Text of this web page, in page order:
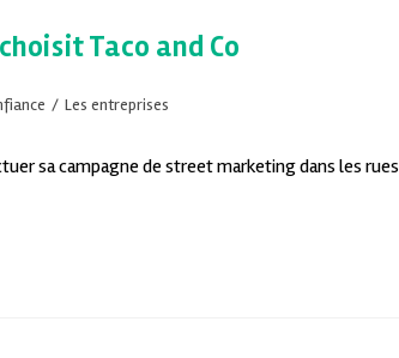
Taco and Co
/ Les entreprises
sa campagne de street marketing dans les rues